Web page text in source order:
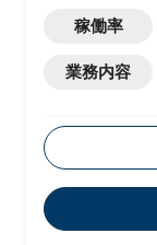
稼働率
業務内容